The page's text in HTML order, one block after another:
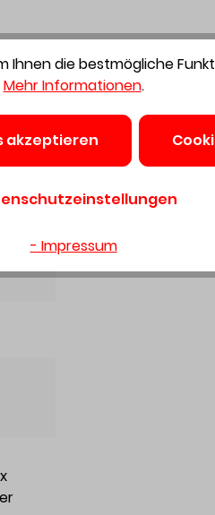
am Dachgesims
elektrischen
fähiges
Ø 125 mm W-HT (weich-
und
Ihnen die bestmögliche
Mehr Informationen.
akzeptieren
- Impressum